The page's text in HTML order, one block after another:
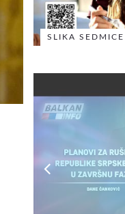
SLIKA SEDMICE